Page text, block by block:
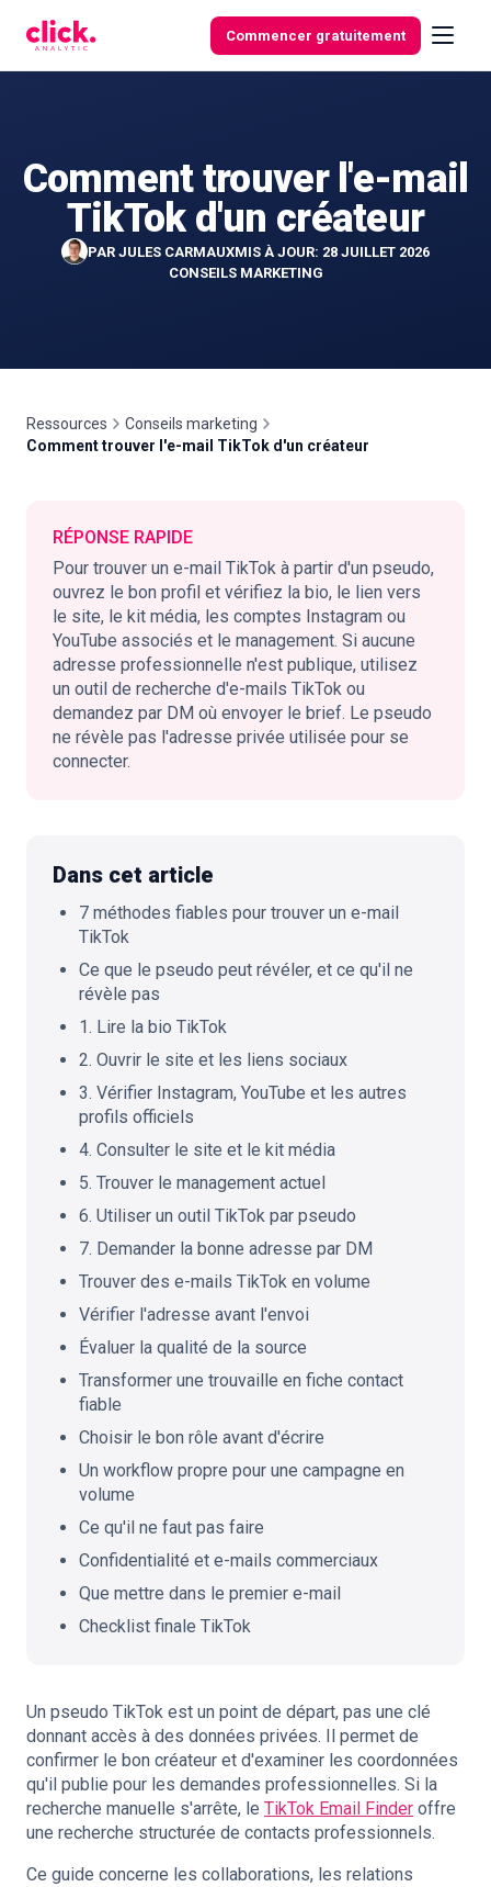
Commencer gratuitement
Fonctionnalités
Outils
gratuits
🇫🇷FR
Comment trouver l'e-mail
TikTok d'un créateur
PAR JULES CARMAUXMIS À JOUR: 28 JUILLET 2026
CONSEILS MARKETING
Ressources
Conseils marketing
Comment trouver l'e-mail TikTok d'un créateur
RÉPONSE RAPIDE
Pour trouver un e-mail TikTok à partir d'un pseudo,
ouvrez le bon profil et vérifiez la bio, le lien vers
le site, le kit média, les comptes Instagram ou
YouTube associés et le management. Si aucune
adresse professionnelle n'est publique, utilisez
un outil de recherche d'e-mails TikTok ou
demandez par DM où envoyer le brief. Le pseudo
ne révèle pas l'adresse privée utilisée pour se
connecter.
Dans cet article
7 méthodes fiables pour trouver un e-mail
TikTok
Ce que le pseudo peut révéler, et ce qu'il ne
révèle pas
1. Lire la bio TikTok
2. Ouvrir le site et les liens sociaux
3. Vérifier Instagram, YouTube et les autres
profils officiels
4. Consulter le site et le kit média
5. Trouver le management actuel
6. Utiliser un outil TikTok par pseudo
7. Demander la bonne adresse par DM
Trouver des e-mails TikTok en volume
Vérifier l'adresse avant l'envoi
Évaluer la qualité de la source
Transformer une trouvaille en fiche contact
fiable
Choisir le bon rôle avant d'écrire
Un workflow propre pour une campagne en
volume
Ce qu'il ne faut pas faire
Confidentialité et e-mails commerciaux
Que mettre dans le premier e-mail
Checklist finale TikTok
Un pseudo TikTok est un point de départ, pas une clé
donnant accès à des données privées. Il permet de
confirmer le bon créateur et d'examiner les coordonnées
qu'il publie pour les demandes professionnelles. Si la
recherche manuelle s'arrête, le TikTok Email Finder offre
une recherche structurée de contacts professionnels.
Ce guide concerne les collaborations, les relations